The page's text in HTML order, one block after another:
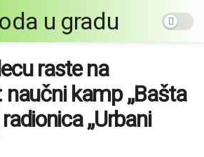
raste na
kamp „Bašta
„Urbani